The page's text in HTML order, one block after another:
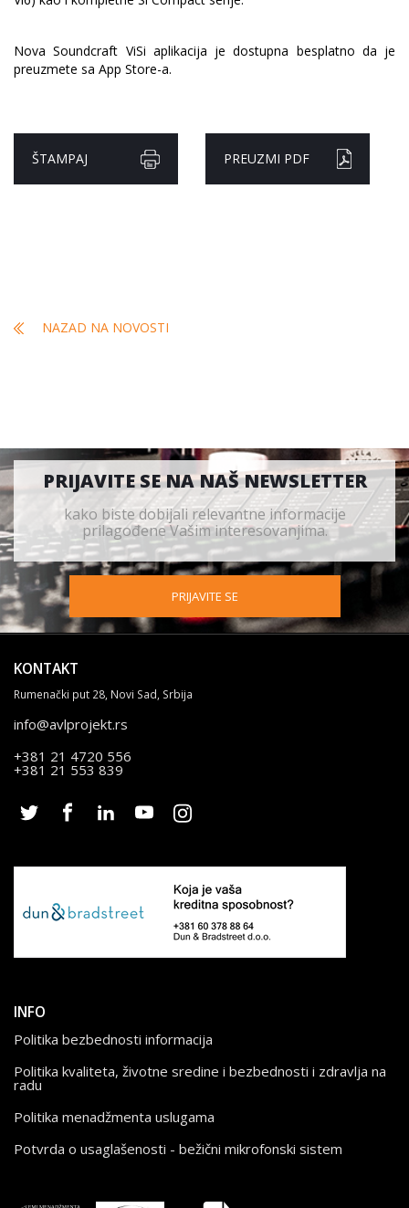
Nova Soundcraft ViSi aplikacija je dostupna besplatno da je
preuzmete sa App Store-a.
ŠTAMPAJ PREUZMI PDF
NAZAD NA NOVOSTI
PRIJAVITE SE NA NAŠ NEWSLETTER
kako biste dobijali relevantne informacije
prilagođene Vašim interesovanjima.
PRIJAVITE SE
KONTAKT
Rumenački put 28, Novi Sad, Srbija
info@avlprojekt.rs
+381 21 4720 556
+381 21 553 839
INFO
Politika bezbednosti informacija
Politika kvaliteta, životne sredine i bezbednosti i zdravlja na
radu
Politika menadžmenta uslugama
Potvrda o usaglašenosti - bežični mikrofonski sistem